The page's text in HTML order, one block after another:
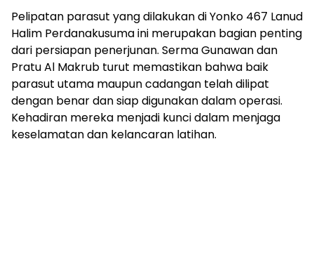
Pelipatan parasut yang dilakukan di Yonko 467 Lanud
Halim Perdanakusuma ini merupakan bagian penting
dari persiapan penerjunan. Serma Gunawan dan
Pratu Al Makrub turut memastikan bahwa baik
parasut utama maupun cadangan telah dilipat
dengan benar dan siap digunakan dalam operasi.
Kehadiran mereka menjadi kunci dalam menjaga
keselamatan dan kelancaran latihan.